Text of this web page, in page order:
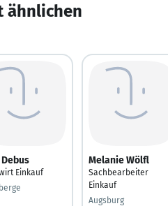
ähnlichen
Einkauf
Melanie Wölfl
Sachbearbeiter
Einkauf
Augsburg